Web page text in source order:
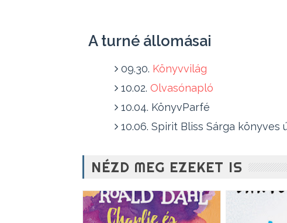
A turné állomásai
09.30. Könyvvilág
10.02. Olvasónapló
10.04. KönyvParfé
10.06. Spirit Bliss Sárga könyves
NÉZD MEG EZEKET IS